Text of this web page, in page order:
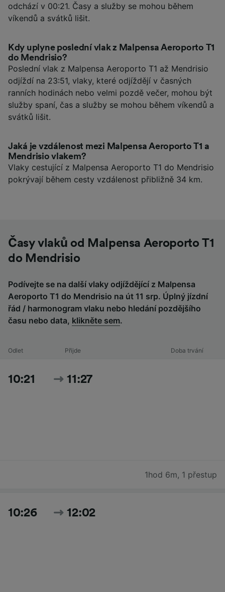
odchází v 00:21. Časy a služby se mohou během
víkendů a svátků lišit.
Kdy uplyne poslední vlak z Malpensa Aeroporto T1
do Mendrisio?
Poslední vlak z Malpensa Aeroporto T1 až Mendrisio
odjíždí na 23:51, vlaky, které odjíždějí v časných
ranních hodinách nebo velmi pozdě večer, mohou být
služby spaní, čas a služby se mohou během víkendů a
svátků lišit.
Jaká je vzdálenost mezi Malpensa Aeroporto T1 a
Mendrisio vlakem?
Vlaky cestující z Malpensa Aeroporto T1 do Mendrisio
pokrývají během cesty vzdálenost přibližně 34 km.
Časy vlaků od Malpensa Aeroporto T1
do Mendrisio
Podívejte se na další vlaky odjíždějící z Malpensa
Aeroporto T1 do Mendrisio na út 11 srp. Úplný jízdní
řád / harmonogram vlaku nebo hledání pozdějšího
času nebo data, klikněte sem.
Odlet Přijde Doba trvání
10:21 11:27
1hod 6m, 1 přestup
10:26 12:02